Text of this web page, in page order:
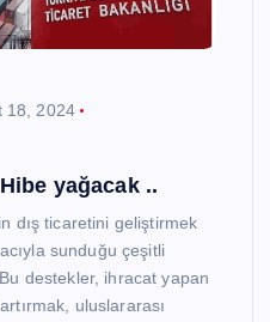
18, 2024
yağacak ..
dış ticaretini geliştirmek
sunduğu çeşitli
destekler, ihracat yapan
uluslararası